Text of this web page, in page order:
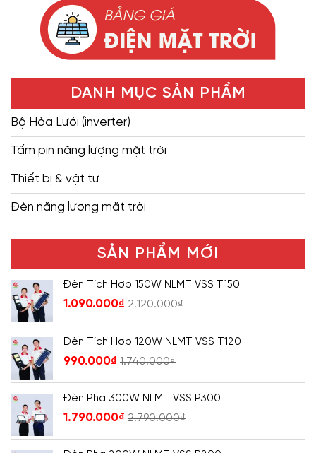
DANH MỤC SẢN PHẨM
Bộ Hòa Lưới (inverter)
Tấm pin năng lượng mặt trời
Thiết bị & vật tư
Đèn năng lượng mặt trời
SẢN PHẨM MỚI
Đèn Tích Hợp 150W NLMT VSS T150
1.090.000₫ 2.120.000₫
Đèn Tích Hợp 120W NLMT VSS T120
990.000₫ 1.740.000₫
Đèn Pha 300W NLMT VSS P300
1.790.000₫ 2.790.000₫